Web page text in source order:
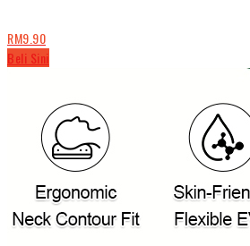
RM9.90
Beli Sini